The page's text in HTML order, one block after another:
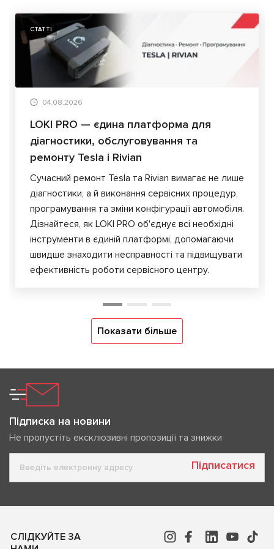
СТАТТІ
04.08.2026
LOKI PRO — єдина платформа для
діагностики, обслуговування та
ремонту Tesla і Rivian
Сучасний ремонт Tesla та Rivian вимагає не лише
діагностики, а й виконання сервісних процедур,
програмування та зміни конфігурації автомобіля.
Дізнайтеся, як LOKI PRO об'єднує всі необхідні
інструменти в єдиній платформі, допомагаючи
швидше знаходити несправності та підвищувати
ефективність роботи сервісного центру.
Показати більше
Підписка на новини
Не пропустіть ексклюзивні пропозиції та знижки
Підписатися
СЛІДКУЙТЕ ЗА